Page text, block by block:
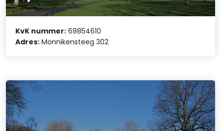
KvK nummer: 69854610
Adres: Monnikensteeg 302